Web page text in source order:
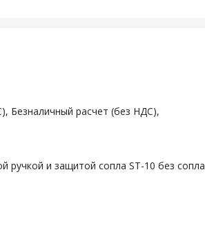
Безналичный расчет (без НДС),
ручкой и защитой сопла ST-10 без сопла